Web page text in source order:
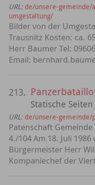
URL: de/unsere-
umgestaltung/
Bilder von der
Trausnitz Kosten: ca.
Herr Baumer Tel:
Email:
213.
Statische Seiten
URL: de/unsere-gemeinde/
Patenschaft
4./104 Am 18. Juli
Bürgermeister Herr
Kompaniechef der